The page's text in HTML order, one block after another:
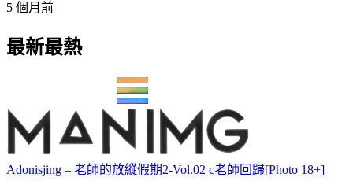
5 個月前
最新最熱
Adonisjing – 老師的放縱假期2-Vol.02 c老師回歸[Photo 18+]